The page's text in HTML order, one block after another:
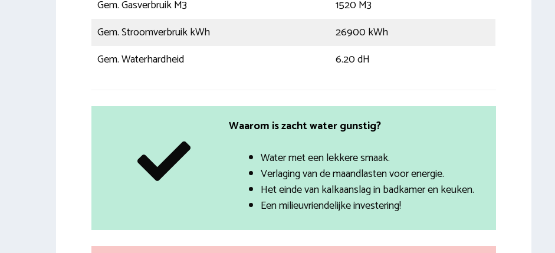
Gem. Gasverbruik M3
1520 M3
Gem. Stroomverbruik kWh
26900 kWh
Gem. Waterhardheid
6.20 dH
Waarom is zacht water gunstig?
Water met een lekkere smaak.
Verlaging van de maandlasten voor energie.
Het einde van kalkaanslag in badkamer en keuken.
Een milieuvriendelijke investering!